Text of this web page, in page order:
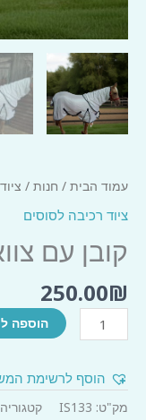
עמוד הבית / חנות /
ציוד רכיבה לסוסים
קובן עם
250.00₪
כמות
של
עם
צוואר
הוספה
הוסף לרשימת
מק"ט: IS133